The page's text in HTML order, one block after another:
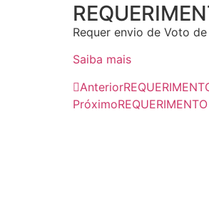
Requer envio de Voto
Saiba mais
Anterior
Próximo